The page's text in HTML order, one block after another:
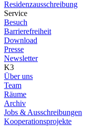
Residenzausschreibung
Service
Besuch
Barrierefreiheit
Download
Presse
Newsletter
K3
Über uns
Team
Räume
Archiv
Jobs & Ausschreibungen
Kooperationsprojekte